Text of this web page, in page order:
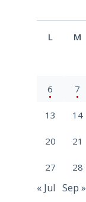
L M
6 7
13 14
20 21
27 28
« Jul Sep »